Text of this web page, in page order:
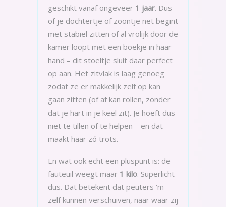
geschikt vanaf ongeveer 1 jaar. Dus
of je dochtertje of zoontje net begint
met stabiel zitten of al vrolijk door de
kamer loopt met een boekje in haar
hand – dit stoeltje sluit daar perfect
op aan. Het zitvlak is laag genoeg
zodat ze er makkelijk zelf op kan
gaan zitten (of af kan rollen, zonder
dat je hart in je keel zit). Je hoeft dus
niet te tillen of te helpen – en dat
maakt haar zó trots.
En wat ook echt een pluspunt is: de
fauteuil weegt maar 1 kilo. Superlicht
dus. Dat betekent dat peuters ‘m
zelf kunnen verschuiven, naar waar zij